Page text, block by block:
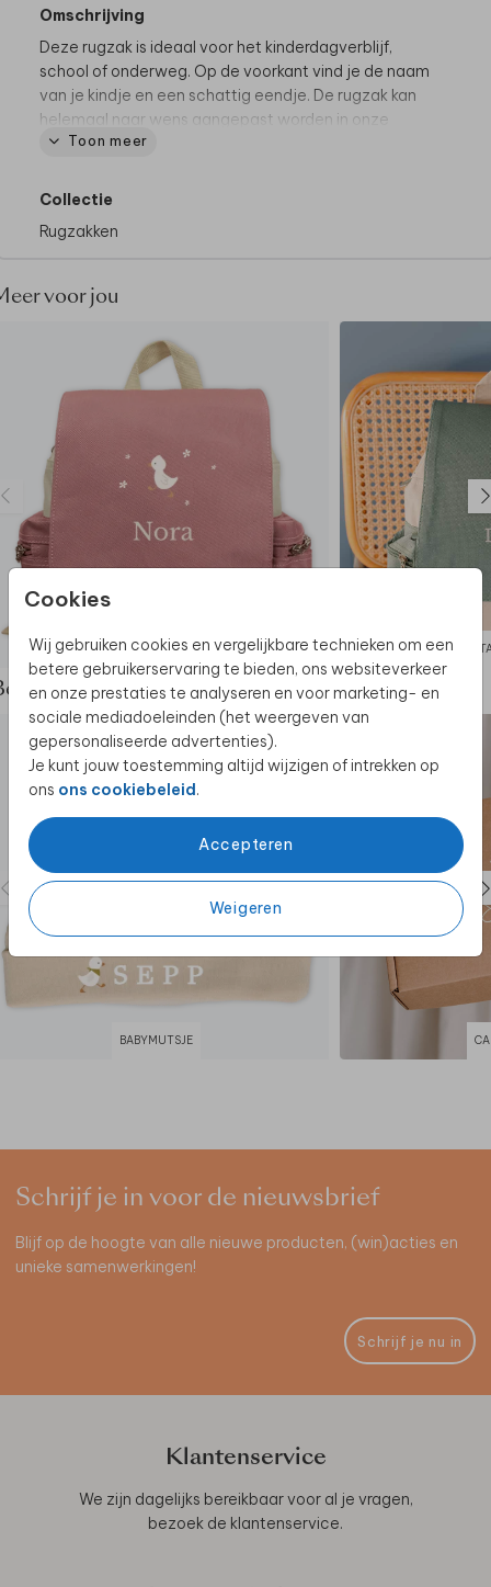
Cookies
Wij gebruiken cookies en vergelijkbare technieken om een
betere gebruikerservaring te bieden, ons websiteverkeer
en onze prestaties te analyseren en voor marketing- en
sociale mediadoeleinden (het weergeven van
gepersonaliseerde advertenties).
Je kunt jouw toestemming altijd wijzigen of intrekken op
ons ons cookiebeleid.
Accepteren
Weigeren
Omschrijving
Deze rugzak is ideaal voor het kinderdagverblijf,
school of onderweg. Op de voorkant vind je de naam
van je kindje en een schattig eendje. De rugzak kan
helemaal naar wens aangepast worden in onze
online opmaaktool.
Dit product maakt deel uit van
- Afmetingen: 22 x 24 x 10 cm
- Een hoofdvak met rits, een binnenvakje en twee
vakjes aan de zijkant
- 600 D materiaal
- Waterafstotend
- Niet geschikt voor in de wasmachine
Toon meer
Collectie
Rugzakken
voor jou
RUGTAS ADVENTURE
de complete set
BABYMUTSJE
Schrijf je in voor de nieuwsbrief
Blijf op de hoogte van alle nieuwe producten, (win)acties en
unieke samenwerkingen!
Schrijf je nu in
Klantenservice
We zijn dagelijks bereikbaar voor al je vragen,
bezoek de klantenservice.